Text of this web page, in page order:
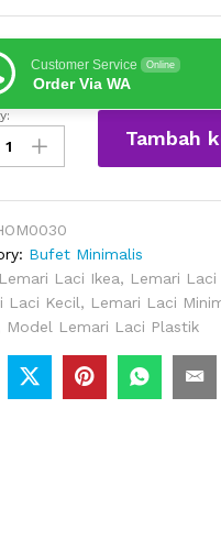
Customer Service Online
Order Via WA
Tambah
Bufet Minimalis
Lemari Laci Ikea, Lemari Laci
Laci Kecil, Lemari Laci
Model Lemari Laci Plastik